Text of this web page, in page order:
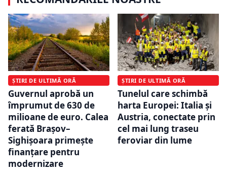
ȘTIRI DE ULTIMĂ ORĂ
Guvernul aprobă un
împrumut de 630 de
milioane de euro. Calea
ferată Brașov–
Sighișoara primește
finanțare pentru
modernizare
ȘTIRI DE ULTIMĂ ORĂ
Tunelul care schimbă
harta Europei: Italia și
Austria, conectate prin
cel mai lung traseu
feroviar din lume